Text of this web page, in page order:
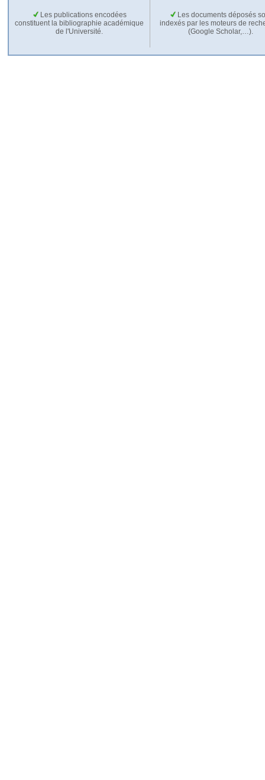
Les publications encodées
constituent la bibliographie académique
de l'Université.
Les documents déposés
indexés par les moteurs de
(Google Scholar,…).